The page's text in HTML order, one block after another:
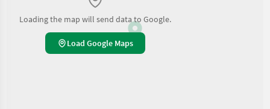
Loading the map will send data to Google.
Load Google Maps